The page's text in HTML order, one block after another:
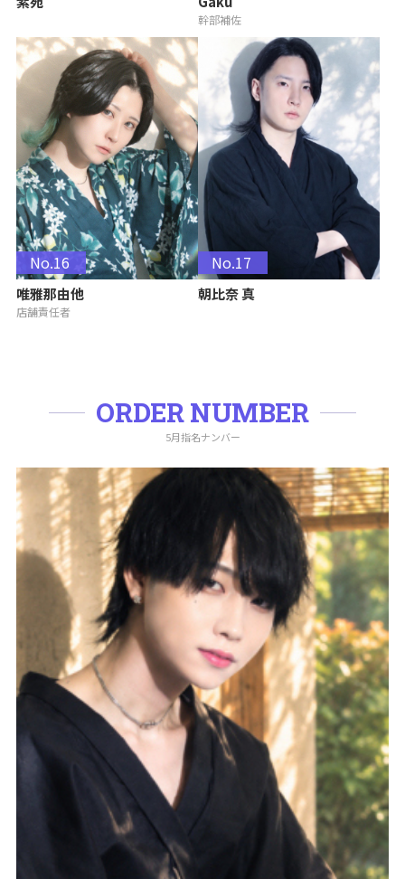
幹部補佐
No.16
唯雅那由他
店舗責任者
No.17
朝比奈 真
ORDER NUMBER
5月指名ナンバー